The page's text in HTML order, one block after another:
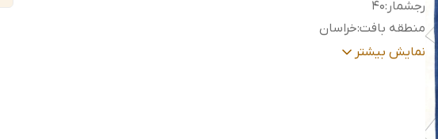
رجشمار :
40
منطقه بافت:خراسان
وضعیت کالا:نونمایش بیشتر